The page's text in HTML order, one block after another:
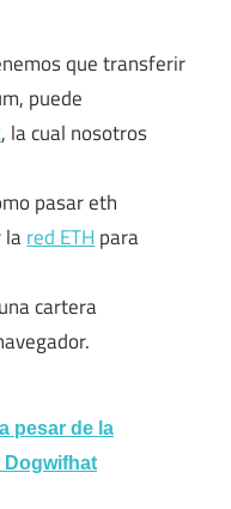
que transferir
puede
, la cual nosotros
pasar eth
lared ETH para
cartera
pesar de la
Dogwifhat